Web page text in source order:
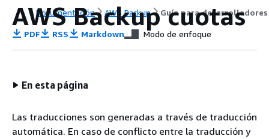
Documentación AWS Backup Guía para desarrolladores
AWS Backup cuotas
PDF RSS Markdown Modo de enfoque
En esta página
Las traducciones son generadas a través de traducción
automática. En caso de conflicto entre la traducción y